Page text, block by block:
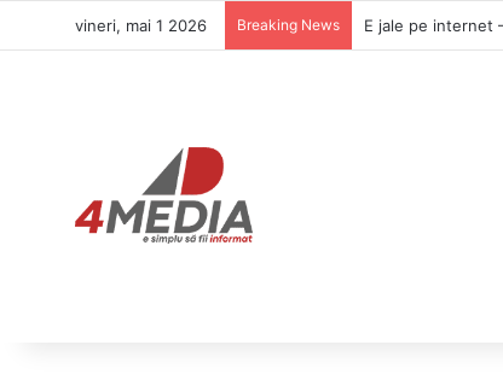
vineri, mai 1 2026 Breaking News